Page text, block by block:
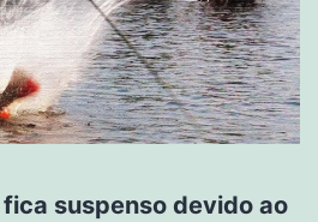
suspenso devido ao